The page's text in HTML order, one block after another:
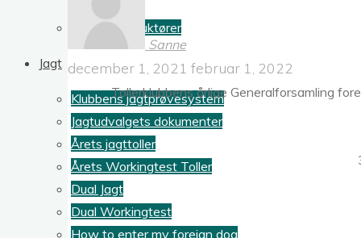
Info for instruktører
Jagt
Klubbens jagtprøvesystem
Jagtudvalgets dokumenter
Årets jagttoller
Årets Workingtest Toller
Dual Jagt
Dual Workingtest
How to enter my foreign dog
Sanne
december 1, 2021 februar 1, 2022
Tollerklubbens årlige Generalforsamling